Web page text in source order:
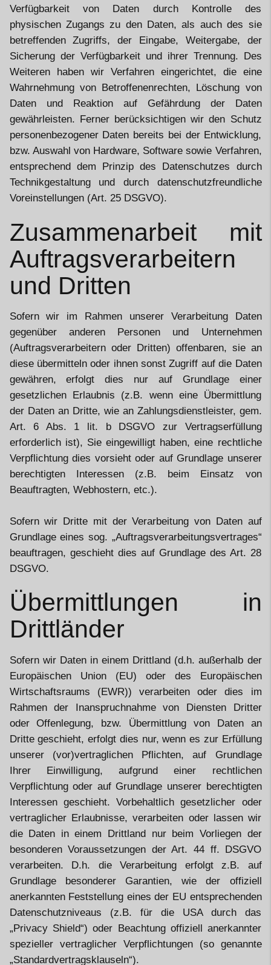
Verfügbarkeit von Daten durch Kontrolle des
physischen Zugangs zu den Daten, als auch des sie
betreffenden Zugriffs, der Eingabe, Weitergabe, der
Sicherung der Verfügbarkeit und ihrer Trennung. Des
Weiteren haben wir Verfahren eingerichtet, die eine
Wahrnehmung von Betroffenenrechten, Löschung von
Daten und Reaktion auf Gefährdung der Daten
gewährleisten. Ferner berücksichtigen wir den Schutz
personenbezogener Daten bereits bei der Entwicklung,
bzw. Auswahl von Hardware, Software sowie Verfahren,
entsprechend dem Prinzip des Datenschutzes durch
Technikgestaltung und durch datenschutzfreundliche
Voreinstellungen (Art. 25 DSGVO).
Zusammenarbeit mit
Auftragsverarbeitern
und Dritten
Sofern wir im Rahmen unserer Verarbeitung Daten
gegenüber anderen Personen und Unternehmen
(Auftragsverarbeitern oder Dritten) offenbaren, sie an
diese übermitteln oder ihnen sonst Zugriff auf die Daten
gewähren, erfolgt dies nur auf Grundlage einer
gesetzlichen Erlaubnis (z.B. wenn eine Übermittlung
der Daten an Dritte, wie an Zahlungsdienstleister, gem.
Art. 6 Abs. 1 lit. b DSGVO zur Vertragserfüllung
erforderlich ist), Sie eingewilligt haben, eine rechtliche
Verpflichtung dies vorsieht oder auf Grundlage unserer
berechtigten Interessen (z.B. beim Einsatz von
Beauftragten, Webhostern, etc.).
Sofern wir Dritte mit der Verarbeitung von Daten auf
Grundlage eines sog. „Auftragsverarbeitungsvertrages“
beauftragen, geschieht dies auf Grundlage des Art. 28
DSGVO.
Übermittlungen in
Drittländer
Sofern wir Daten in einem Drittland (d.h. außerhalb der
Europäischen Union (EU) oder des Europäischen
Wirtschaftsraums (EWR)) verarbeiten oder dies im
Rahmen der Inanspruchnahme von Diensten Dritter
oder Offenlegung, bzw. Übermittlung von Daten an
Dritte geschieht, erfolgt dies nur, wenn es zur Erfüllung
unserer (vor)vertraglichen Pflichten, auf Grundlage
Ihrer Einwilligung, aufgrund einer rechtlichen
Verpflichtung oder auf Grundlage unserer berechtigten
Interessen geschieht. Vorbehaltlich gesetzlicher oder
vertraglicher Erlaubnisse, verarbeiten oder lassen wir
die Daten in einem Drittland nur beim Vorliegen der
besonderen Voraussetzungen der Art. 44 ff. DSGVO
verarbeiten. D.h. die Verarbeitung erfolgt z.B. auf
Grundlage besonderer Garantien, wie der offiziell
anerkannten Feststellung eines der EU entsprechenden
Datenschutzniveaus (z.B. für die USA durch das
„Privacy Shield“) oder Beachtung offiziell anerkannter
spezieller vertraglicher Verpflichtungen (so genannte
„Standardvertragsklauseln“).